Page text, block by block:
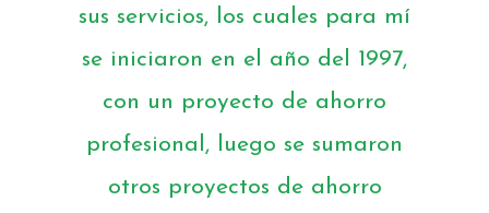
sus servicios, los cuales para mí
se iniciaron en el año del 1997,
con un proyecto de ahorro
profesional, luego se sumaron
otros proyectos de ahorro